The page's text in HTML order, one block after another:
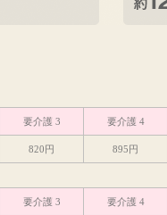
要介護 3 要介護 4
820円 895円
要介護 3 要介護 4